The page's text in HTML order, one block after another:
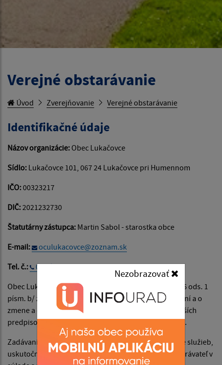
Nezobrazovať
Verejné obstarávanie
Úvod Zverejňovanie Verejné obstarávanie
Identifikačné údaje
Názov organizácie: Obec Lukačovce
Sídlo: Lukačovce 101, 067 24 Lukačovce pri Humennom
IČO:00323217
DIČ:2021232730
Štatutárny zástupca: Martin Sabol - starostka obce
E-mail:
oculukacovce@zoznam.sk
Tel. č.:
057 / 488 54 41
Obec Lukačovce je verejným obstarávateľom podľa § 6 ods. 1
písm. b/ zákona č. 25/2006 Z. z. o verejnom obstarávaní a o
zmene a doplnení niektorých zákonov v znení neskorších
predpisov (ďalej len "zákon o verejnom obstarávaní").
Zadávanie zákaziek na dodanie tovarov, poskytovanie služieb,
uskutočnenie stavebných prác realizuje verejný obstarávateľ v